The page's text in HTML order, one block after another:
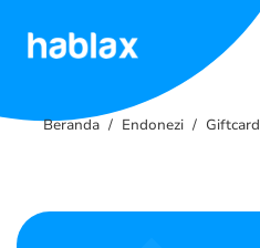
Tarif
Beranda Endonezi Giftcard